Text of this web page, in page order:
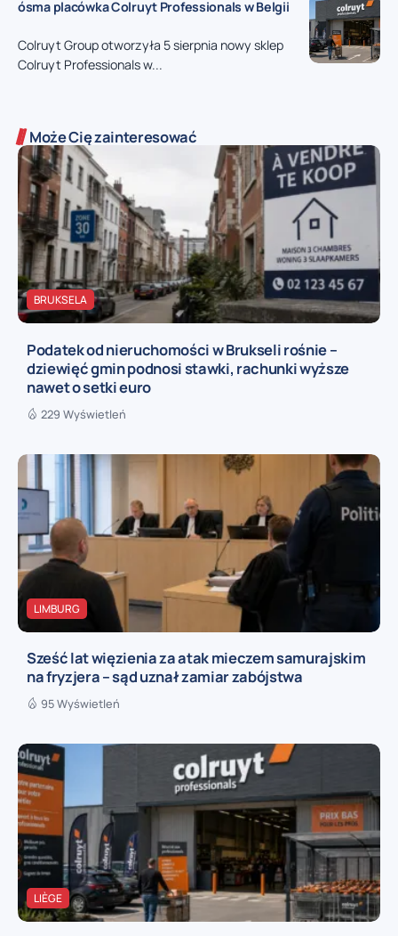
ósma placówka Colruyt Professionals w Belgii
Colruyt Group otworzyła 5 sierpnia nowy sklep
Colruyt Professionals w...
Może Cię zainteresować
BRUKSELA
Podatek od nieruchomości w Brukseli rośnie –
dziewięć gmin podnosi stawki, rachunki wyższe
nawet o setki euro
229 Wyświetleń
LIMBURG
Sześć lat więzienia za atak mieczem samurajskim
na fryzjera – sąd uznał zamiar zabójstwa
95 Wyświetleń
LIÈGE